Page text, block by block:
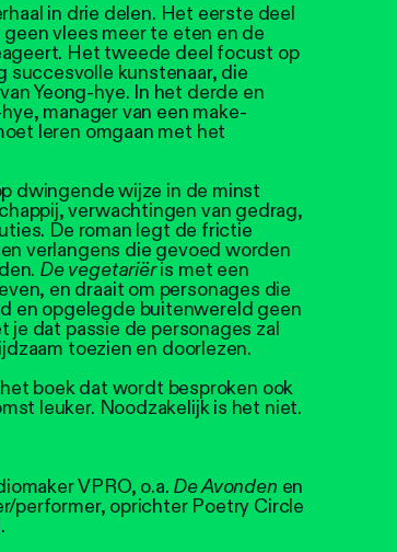
in drie delen. Het eerste deel
vlees meer te eten en de
Het tweede deel focust op
succesvolle kunstenaar, die
Yeong-hye. In het derde en
manager van een make-
leren omgaan met het
dwingende wijze in de minst
verwachtingen van gedrag,
De roman legt de frictie
verlangens die gevoed worden
De vegetariëris met een
en draait om personages die
en opgelegde buitenwereld geen
je dat passie de personages zal
toezien en doorlezen.
boek dat wordt besproken ook
leuker. Noodzakelijk is het niet.
VPRO, o.a. De Avonden en
performer, oprichter Poetry Circle